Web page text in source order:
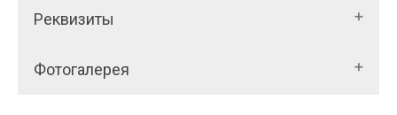
Реквизиты
Фотогалерея